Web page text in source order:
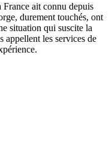
ait connu depuis
durement touchés, ont
situation qui suscite la
appellent les services de